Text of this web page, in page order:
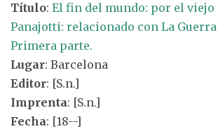
Título: El fin del mundo: por el viejo
Panajotti: relacionado con La Guerra
Primera parte.
Lugar: Barcelona
Editor: [S.n.]
Imprenta: [S.n.]
Fecha: [18--]